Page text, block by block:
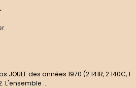
des années 1970 (2 141R, 2 140C, 1
L'ensemble ...